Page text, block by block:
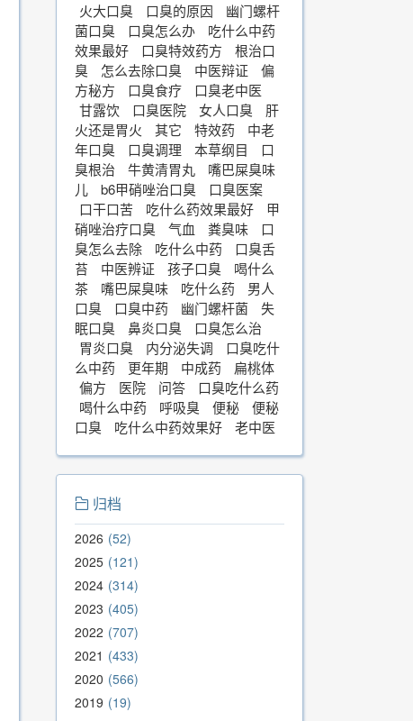
火大口臭 口臭的原因
幽门螺杆
菌口臭
口臭怎么办
吃什么中药
效果最好
口臭特效药方
根治口
臭
怎么去除口臭 中医辩证
偏
方秘方
口臭食疗
口臭老中医
甘露饮
口臭医院 女人口臭
肝
火还是胃火
其它 特效药
中老
年口臭
口臭调理 本草纲目
口
臭根治
牛黄清胃丸
嘴巴屎臭味
儿
b6甲硝唑治口臭
口臭医案
口干口苦
吃什么药效果最好
甲
硝唑治疗口臭
气血 粪臭味
口
臭怎么去除
吃什么中药
口臭舌
苔
中医辨证 孩子口臭
喝什么
茶
嘴巴屎臭味 吃什么药
男人
口臭
口臭中药 幽门螺杆菌
失
眠口臭
鼻炎口臭
口臭怎么治
胃炎口臭
内分泌失调
口臭吃什
么中药
更年期 中成药
扁桃体
偏方
医院 问答
口臭吃什么药
喝什么中药
呼吸臭 便秘
便秘
口臭
吃什么中药效果好 老中医
归档
2026 52
2025 121
2024 314
2023 405
2022 707
2021
433
2020 566
2019 19